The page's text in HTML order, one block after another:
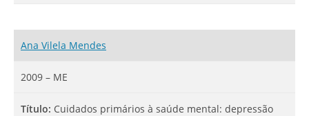
Ana Vilela Mendes
2009 – ME
Título: Cuidados primários à saúde mental: depressão